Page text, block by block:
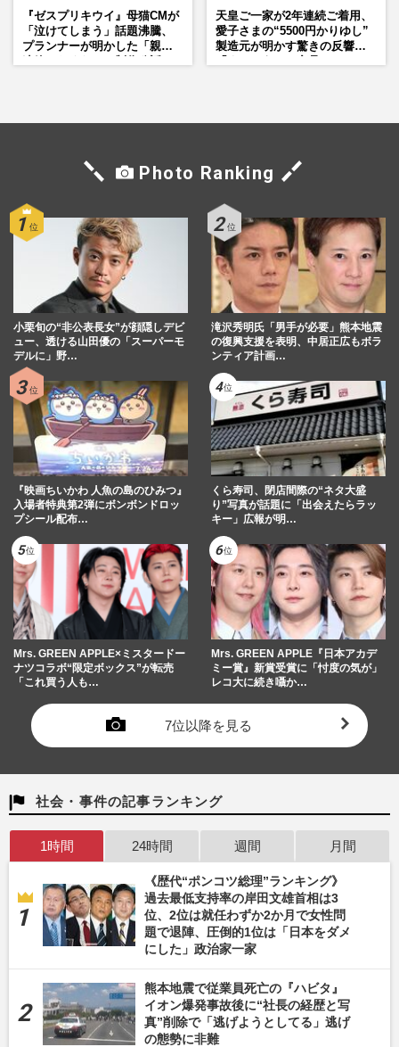
『ゼスプリキウイ』母猫CMが
「泣けてしまう」話題沸騰、
プランナーが明かした「親に
天皇ご一家が2年連続ご着用、
愛子さまの“5500円かりゆし”
製造元が明かす驚きの反響
Photo Ranking
小栗旬の“非公表長女”が顔隠しデビ
ュー、透ける山田優の「スーパーモ
デルに」野…
滝沢秀明氏「男手が必要」熊本地震
の復興支援を表明、中居正広もボラ
ンティア計画…
『映画ちいかわ 人魚の島のひみつ』
入場者特典第2弾にボンボンドロッ
プシール配布…
くら寿司、閉店間際の“ネタ大盛
り”写真が話題に「出会えたらラッ
キー」広報が明…
Mrs. GREEN APPLE×ミスタードー
ナツコラボ“限定ボックス”が転売
「これ買う人も…
Mrs. GREEN APPLE『日本アカデ
ミー賞』新賞受賞に「忖度の気が」
レコ大に続き囁か…
7位以降を見る
社会・事件の記事ランキング
1時間 24時間 週間 月間
《歴代“ポンコツ総理”ランキング》
過去最低支持率の岸田文雄首相は3
位、2位は就任わずか2か月で女性問
題で退陣、圧倒的1位は「日本をダメ
にした」政治家一家
熊本地震で従業員死亡の『ハビタ』
イオン爆発事故後に“社長の経歴と写
真”削除で「逃げようとしてる」逃げ
の態勢に非難